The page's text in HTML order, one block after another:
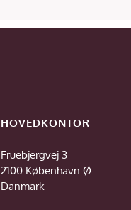
HOVEDKONTOR
Fruebjergvej 3
2100 København Ø
Danmark